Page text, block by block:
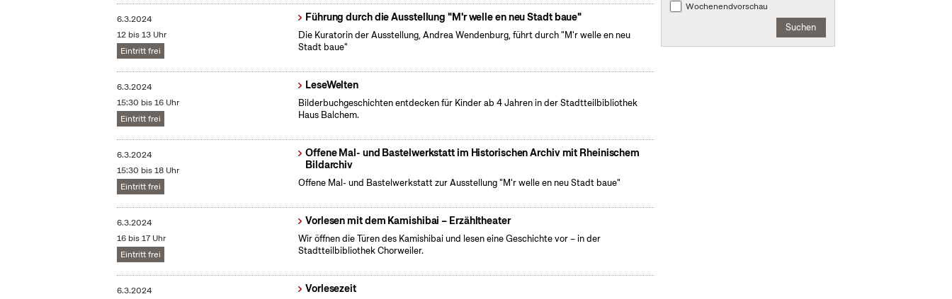
6.3.2024
12 bis 13 Uhr
Eintritt frei
Führung durch die Ausstellung "M'r welle en neu Stadt baue"
Die Kuratorin der Ausstellung, Andrea Wendenburg, führt durch "M'r welle en neu
Stadt baue"
6.3.2024
15:30 bis 16 Uhr
Eintritt frei
LeseWelten
Bilderbuchgeschichten entdecken für Kinder ab 4 Jahren in der Stadtteilbibliothek
Haus Balchem.
6.3.2024
15:30 bis 18 Uhr
Eintritt frei
Offene Mal- und Bastelwerkstatt im Historischen Archiv mit Rheinischem
Bildarchiv
Offene Mal- und Bastelwerkstatt zur Ausstellung "M'r welle en neu Stadt baue"
6.3.2024
16 bis 17 Uhr
Eintritt frei
Vorlesen mit dem Kamishibai – Erzähltheater
Wir öffnen die Türen des Kamishibai und lesen eine Geschichte vor – in der
Stadtteilbibliothek Chorweiler.
6.3.2024 Vorlesezeit
Wochenendvorschau
Suchen